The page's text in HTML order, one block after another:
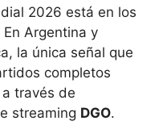
2026 está en los
En Argentina y
la única señal que
completos
través de
streaming DGO.